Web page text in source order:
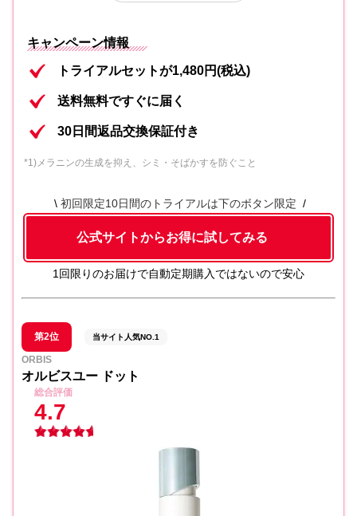
内容②
レート(医薬部外品) (8mL)
内容③
リーム (8g)
ディセンシア フォーミング ウォッシュ
(2包)
キャンペーン情報
トライアルセットが1,480円(税込)
送料無料ですぐに届く
30日間返品交換保証付き
*1)メラニンの生成を抑え、シミ・そばかすを防ぐこと
初回限定10日間のトライアルは下のボタン限定
公式サイトからお得に試してみる
1回限りのお届けで自動定期購入ではないので安心
第2位 当サイト人気NO.1
ORBIS
オルビスユー ドット
総合評価
4.7